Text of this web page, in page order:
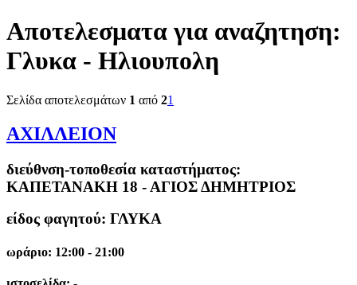
Αποτελεσματα για αναζητηση:
Γλυκα - Ηλιουπολη
Σελίδα αποτελεσμάτων 1 από 21
ΑΧΙΛΛΕΙΟΝ
διεύθνση-τοποθεσία καταστήματος:
ΚΑΠΕΤΑΝΑΚΗ 18 - ΑΓΙΟΣ ΔΗΜΗΤΡΙΟΣ
είδος φαγητού: ΓΛΥΚΑ
ωράριο: 12:00 - 21:00